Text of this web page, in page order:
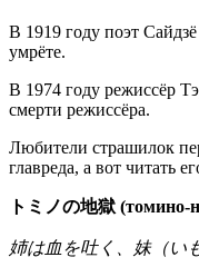
В 1919 году поэт
умрёте.
В 1974 году режиссёр
смерти режиссёра.
Любители страшилок
главреда, а вот читать
トミノの地獄 (томино-
姉は血を吐く、妹（い